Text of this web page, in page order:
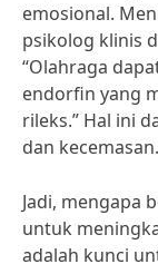
emosional.
psikolog klinis
“Olahraga
endorfin yang
rileks.” Hal ini
dan kecemasan.
Jadi, mengapa
untuk
adalah kunci